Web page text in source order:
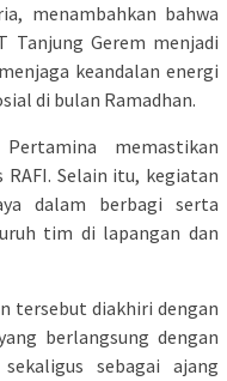
menambahkan bahwa
Tanjung Gerem menjadi
keandalan energi
di bulan Ramadhan.
memastikan
Selain itu, kegiatan
dalam berbagi serta
tim di lapangan dan
tersebut diakhiri dengan
berlangsung dengan
sebagai ajang